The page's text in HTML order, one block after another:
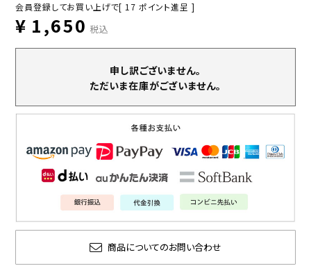
会員登録してお買い上げで[ 17 ポイント進呈 ]
¥ 1,650 税込
申し訳ございません。
ただいま在庫がございません。
商品についてのお問い合わせ